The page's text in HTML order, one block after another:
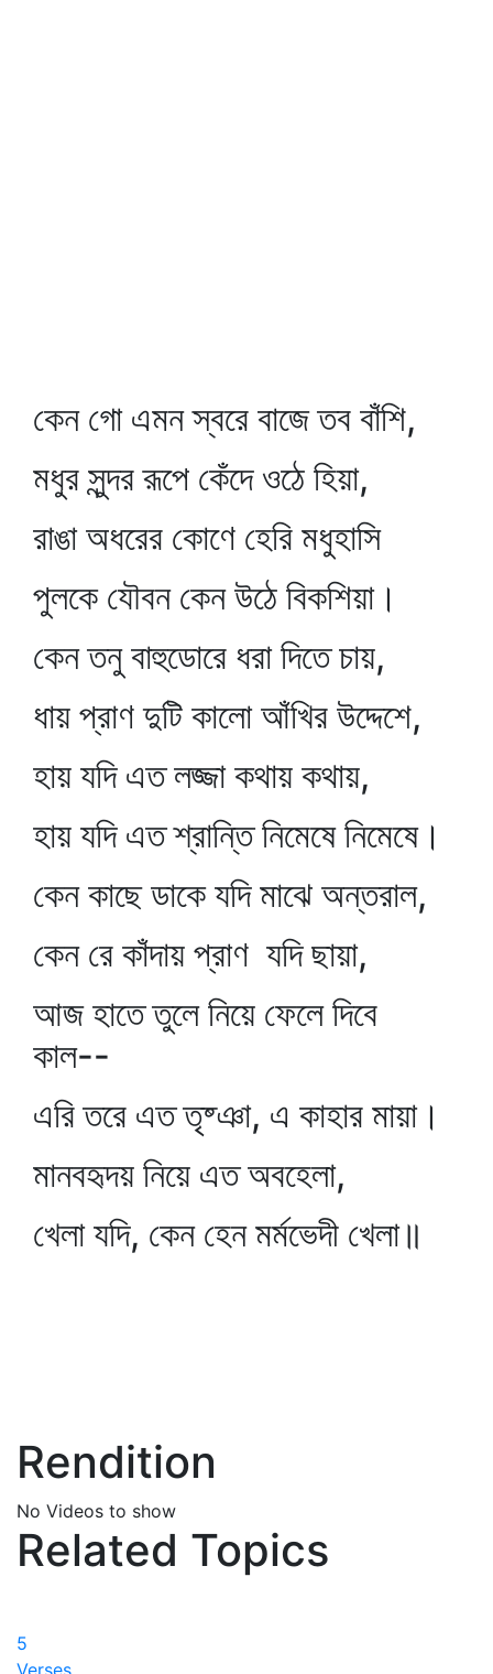
কেন গো এমন স্বরে বাজে তব বাঁশি,
মধুর সুন্দর রূপে কেঁদে ওঠে হিয়া,
রাঙা অধরের কোণে হেরি মধুহাসি
পুলকে যৌবন কেন উঠে বিকশিয়া।
কেন তনু বাহুডোরে ধরা দিতে চায়,
ধায় প্রাণ দুটি কালো আঁখির উদ্দেশে,
হায় যদি এত লজ্জা কথায় কথায়,
হায় যদি এত শ্রান্তি নিমেষে নিমেষে।
কেন কাছে ডাকে যদি মাঝে অন্তরাল,
কেন রে কাঁদায় প্রাণ যদি ছায়া,
আজ হাতে তুলে নিয়ে ফেলে দিবে
কাল--
এরি তরে এত তৃষ্ঞা, এ কাহার মায়া।
মানবহৃদয় নিয়ে এত অবহেলা,
খেলা যদি, কেন হেন মর্মভেদী খেলা॥
Rendition
No Videos to show
Related Topics
5
Verses